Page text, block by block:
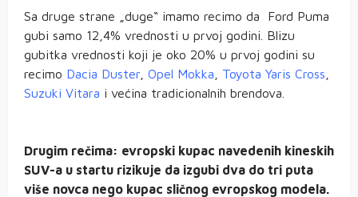
Sa druge strane „duge“ imamo recimo da Ford Puma
gubi samo 12,4% vrednosti u prvoj godini. Blizu
gubitka vrednosti koji je oko 20% u prvoj godini su
recimo Dacia Duster Opel Mokka Toyota Yaris Cross
Suzuki Vitara i većina tradicionalnih brendova.
Drugim rečima: evropski kupac navedenih kineskih
SUV-a u startu rizikuje da izgubi dva do tri puta
više novca nego kupac sličnog evropskog modela.